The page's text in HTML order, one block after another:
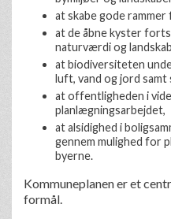
at skabe gode
at de åbne kyster
naturværdi og
at biodiversiteten
luft, vand og jord
at offentligheden i
planlægningsarbejdet,
at alsidighed i
gennem mulighed for
byerne.
Kommuneplanen er et
formål.